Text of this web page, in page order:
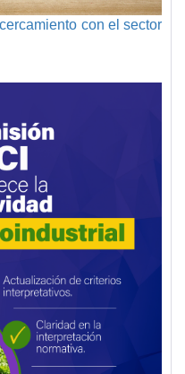
con el sector